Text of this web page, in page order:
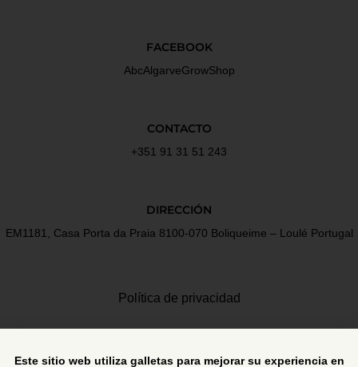
FACEBOOK
AbcAlgarveGrowShop
CONTACTO
+351 91 31 51 243
DIRECCIÓN
EM1181, Casa Porta da Praia 8100-070 Boliqueime – Loulé Portugal
Política de privacidad
Este sitio web utiliza galletas para mejorar su experiencia en